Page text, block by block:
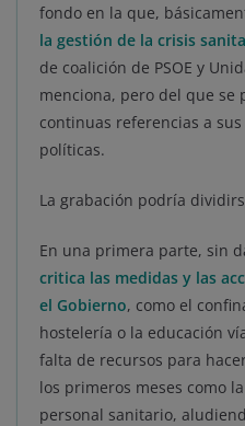
fondo en la que,
la gestión de la crisis
de coalición de PSOE y
menciona, pero del que se
continuas referencias a
políticas.
La grabación podría
En una primera parte, sin
critica las medidas y las
el Gobierno, como el
hostelería o la educación
falta de recursos para
los primeros meses como
personal sanitario,